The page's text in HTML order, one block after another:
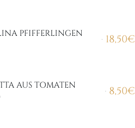
PFIFFERLINGEN
18,50€
AUS TOMATEN
8,50€